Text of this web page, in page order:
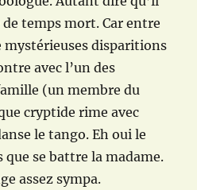
temps mort. Car entre
mystérieuses disparitions
avec l’un des
(un membre du
cryptide rime avec
le tango. Eh oui le
se battre la madame.
assez sympa.